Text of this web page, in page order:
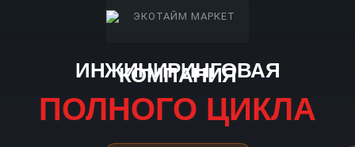
ИНЖИНИРИНГОВАЯ
КОМПАНИЯ
ПОЛНОГО ЦИКЛА